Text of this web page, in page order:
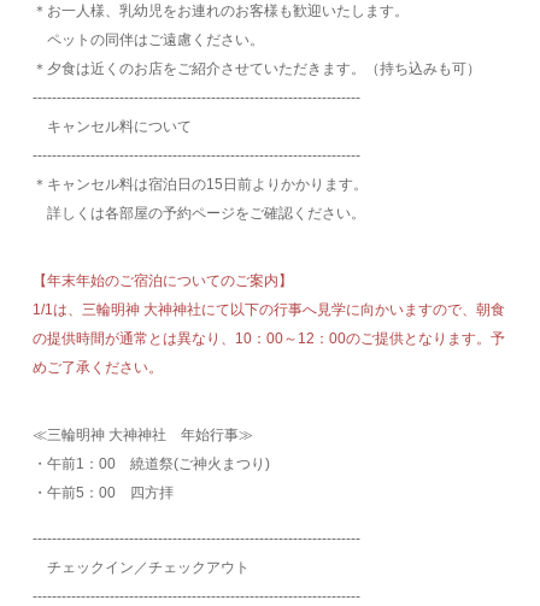
＊お一人様、乳幼児をお連れのお客様も歓迎いたします。
ペットの同伴はご遠慮ください。
＊夕食は近くのお店をご紹介させていただきます。（持ち込みも可）
‐‐‐‐‐‐‐‐‐‐‐‐‐‐‐‐‐‐‐‐‐‐‐‐‐‐‐‐‐‐‐‐‐‐‐‐‐‐‐‐‐‐‐‐‐‐‐‐‐‐‐‐‐‐‐‐‐‐‐‐‐‐‐‐‐‐‐‐
キャンセル料について
‐‐‐‐‐‐‐‐‐‐‐‐‐‐‐‐‐‐‐‐‐‐‐‐‐‐‐‐‐‐‐‐‐‐‐‐‐‐‐‐‐‐‐‐‐‐‐‐‐‐‐‐‐‐‐‐‐‐‐‐‐‐‐‐‐‐‐‐
＊キャンセル料は宿泊日の15日前よりかかります。
詳しくは各部屋の予約ページをご確認ください。
【年末年始のご宿泊についてのご案内】
1/1は、三輪明神 大神神社にて以下の行事へ見学に向かいますので、朝食
の提供時間が通常とは異なり、10：00～12：00のご提供となります。予
めご了承ください。
≪三輪明神 大神神社 年始行事≫
・午前1：00 繞道祭(ご神火まつり)
・午前5：00 四方拝
‐‐‐‐‐‐‐‐‐‐‐‐‐‐‐‐‐‐‐‐‐‐‐‐‐‐‐‐‐‐‐‐‐‐‐‐‐‐‐‐‐‐‐‐‐‐‐‐‐‐‐‐‐‐‐‐‐‐‐‐‐‐‐‐‐‐‐‐
チェックイン／チェックアウト
‐‐‐‐‐‐‐‐‐‐‐‐‐‐‐‐‐‐‐‐‐‐‐‐‐‐‐‐‐‐‐‐‐‐‐‐‐‐‐‐‐‐‐‐‐‐‐‐‐‐‐‐‐‐‐‐‐‐‐‐‐‐‐‐‐‐‐‐